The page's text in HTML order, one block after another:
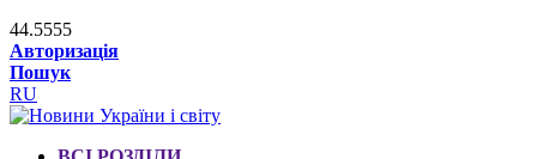
44.5555
Авторизація
Пошук
RU